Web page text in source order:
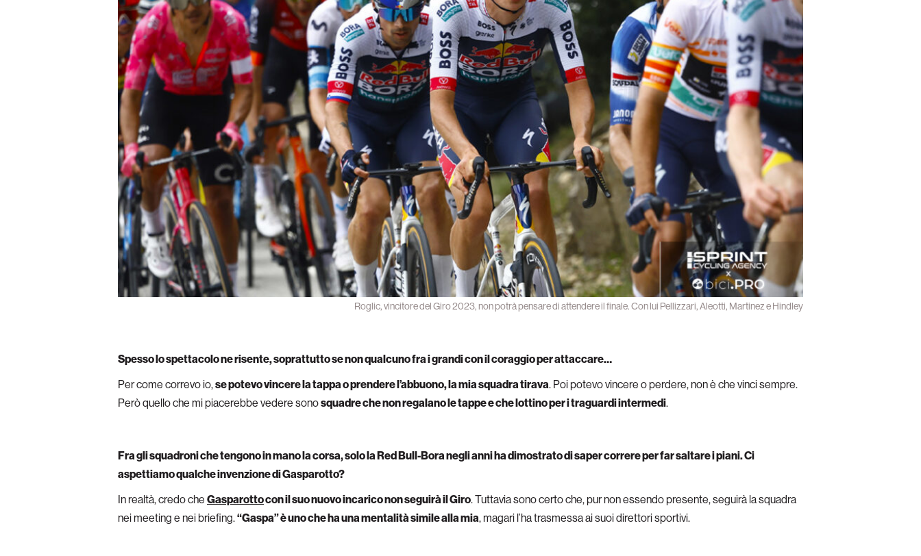
Roglic, vincitore del Giro 2023, non potrà pensare di attendere il finale. Con lui Pellizzari, Aleotti, Martinez e Hindley
Spesso lo spettacolo ne risente, soprattutto se non qualcuno fra i grandi con il coraggio per attaccare…
Per come correvo io,se potevo vincere la tappa o prendere l’abbuono, la mia squadra tirava. Poi potevo vincere o perdere, non è che vinci sempre.
Però quello che mi piacerebbe vedere sonosquadre che non regalano le tappe e che lottino per i traguardi intermedi.
Fra gli squadroni che tengono in mano la corsa, solo la Red Bull-Bora negli anni ha dimostrato di saper correre per far saltare i piani. Ci
aspettiamo qualche invenzione di Gasparotto?
In realtà, credo che Gasparottocon il suo nuovo incarico non seguirà il Giro. Tuttavia sono certo che, pur non essendo presente, seguirà la squadra
nei meeting e nei briefing.“Gaspa” è uno che ha una mentalità simile alla mia, magari l’ha trasmessa ai suoi direttori sportivi.